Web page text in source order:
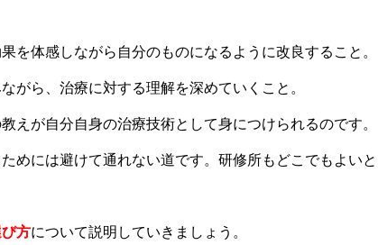
を体感しながら自分のものになるように改良すること。
がら、治療に対する理解を深めていくこと。
えが自分自身の治療技術として身につけられるのです。
めには避けて通れない道です。研修所もどこでもよいと
方について説明していきましょう。